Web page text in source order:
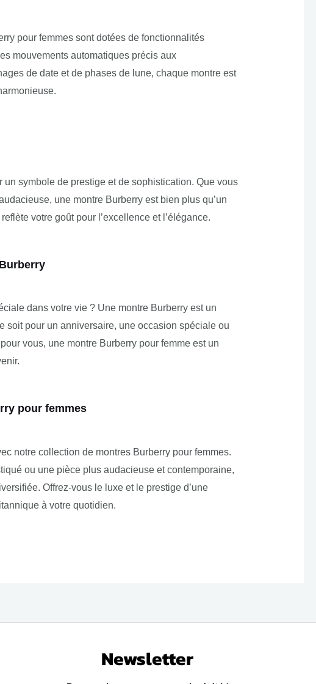
pour femmes sont dotées de fonctionnalités
mouvements automatiques précis aux
de date et de phases de lune, chaque montre est
un symbole de prestige et de sophistication. Que vous
une montre Burberry est bien plus qu’un
votre goût pour l’excellence et l’élégance.
dans votre vie ? Une montre Burberry est un
soit pour un anniversaire, une occasion spéciale ou
vous, une montre Burberry pour femme est un
pour femmes
notre collection de montres Burberry pour femmes.
ou une pièce plus audacieuse et contemporaine,
Offrez-vous le luxe et le prestige d’une
à votre quotidien.
Newsletter